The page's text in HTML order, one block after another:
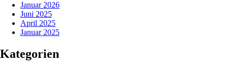
Januar 2026
Juni 2025
April 2025
Januar 2025
Kategorien